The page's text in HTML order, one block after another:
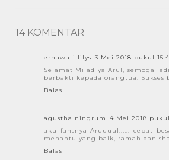
14 KOMENTAR
ernawati lilys 3 Mei 2018 pukul
Selamat Milad ya Arul, semoga
berbakti kepada orangtua. Sukses
Balas
agustha ningrum
4 Mei 2018 pukul
aku fansnya Aruuuul...... cepat
menantu yang baik, ramah dan
Balas